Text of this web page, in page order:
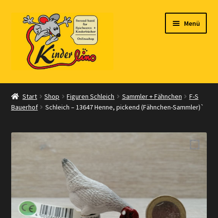
Navigation
springen
Zum
Inhalt
springen
Menü
Start
Vertrag widerrufen
Shop
Zahlungsarten
Start Shop Figuren Schleich Sammler + Fähnchen
F-S
Bauerhof
Schleich – 13647 Henne, pickend (Fähnchen-Sammler)`